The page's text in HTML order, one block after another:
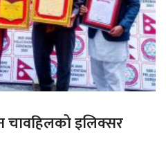
चावहिलको इलिक्सर